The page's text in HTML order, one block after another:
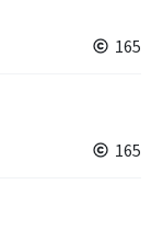
165
165